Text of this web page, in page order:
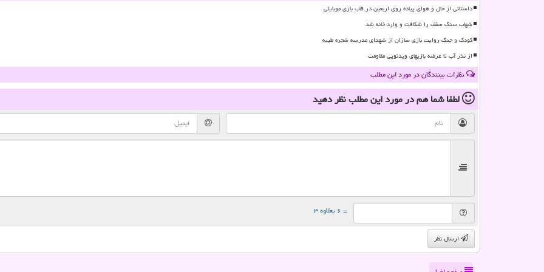
داستانی از حال و هوای پیاده روی اربعین در قاب بازی موبایلی
شهاب سنگ سقف را شکافت و وارد خانه شد
کودک و جنگ روایت بازی سازان از شهدای مدرسه شجره طیبه
از نذر آب تا عرضه بازیهای ویدئویی مقاومت
نظرات بینندگان در مورد این مطلب
لطفا شما همدر مورد این مطلبنظر دهید
= ۶ بعلاوه ۳
ارسال نظر